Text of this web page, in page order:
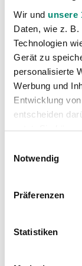
Wir und unsere
Daten, wie z.
Technologien
Gerät zu
personalisierte
Werbung und
Entwicklung
entscheiden
nutzt. Sie
Trigger Symbol
Erfahren Sie
verarbeitet
Wir verwenden
Notwendig
Präferenzen
Statistiken
Akademie
Allgemeine News
Damen
Junge Wikinger
Nachwuchs
Profis
Ticketing
VORIGER